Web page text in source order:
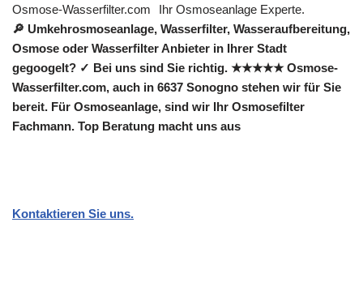
Osmose-Wasserfilter.com
Ihr Osmoseanlage Experte.
🔎 Umkehrosmoseanlage, Wasserfilter, Wasseraufbereitung,
Osmose oder Wasserfilter Anbieter in Ihrer Stadt
gegoogelt? ✓ Bei uns sind Sie richtig. ★★★★★ Osmose-
Wasserfilter.com, auch in 6637 Sonogno stehen wir für Sie
bereit. Für Osmoseanlage, sind wir Ihr Osmosefilter
Fachmann. Top Beratung macht uns aus
Kontaktieren Sie uns.